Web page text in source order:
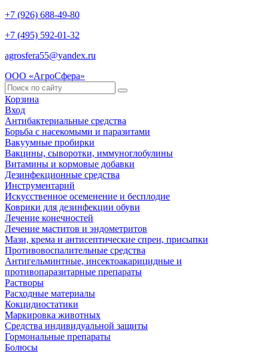
+7 (926) 688-49-80
+7 (495) 592-01-32
agrosfera55@yandex.ru
ООО «АгроСфера»
Корзина
Вход
Антибактериальные средства
Борьба с насекомыми и паразитами
Вакуумные пробирки
Вакцины, сыворотки, иммуноглобулины
Витамины и кормовые добавки
Дезинфекционные средства
Инструментарий
Искусственное осеменение и бесплодие
Коврики для дезинфекции обуви
Лечение конечностей
Лечение маститов и эндометритов
Мази, крема и антисептические спреи, присыпки
Противовоспалительные средства
Антигельминтные, инсектоакарицидные и
противопаразитарные препараты
Растворы
Расходные материалы
Кокцидиостатики
Маркировка животных
Средства индивидуальной защиты
Гормональные препараты
Болюсы